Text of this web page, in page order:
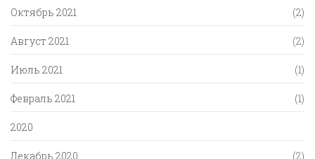
Октябрь 2021 (2)
Август 2021 (2)
Июль 2021 (1)
Февраль 2021 (1)
2020
Декабрь 2020 (2)